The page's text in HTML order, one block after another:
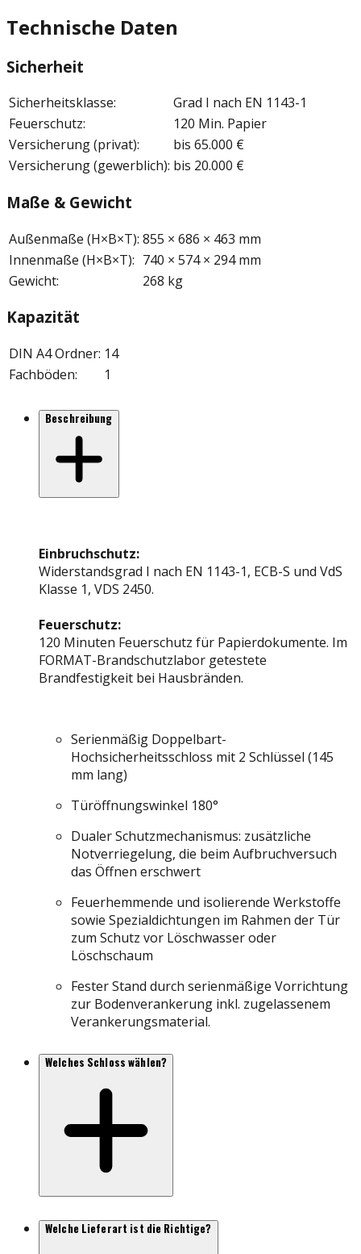
Technische Daten
Sicherheit
Sicherheitsklasse:
Grad I nach EN 1143-1
Feuerschutz:
120 Min. Papier
Versicherung (privat):
bis 65.000 €
Versicherung (gewerblich): bis 20.000 €
Maße & Gewicht
Außenmaße (H×B×T): 855 × 686 × 463 mm
Innenmaße (H×B×T): 740 × 574 × 294 mm
Gewicht: 268 kg
Kapazität
DIN A4 Ordner: 14
Fachböden: 1
Beschreibung
Einbruchschutz:
Widerstandsgrad I nach EN 1143-1, ECB-S und VdS
Klasse 1, VDS 2450.
Feuerschutz:
120 Minuten Feuerschutz für Papierdokumente. Im
FORMAT-Brandschutzlabor getestete
Brandfestigkeit bei Hausbränden.
Serienmäßig Doppelbart-
Hochsicherheitsschloss mit 2 Schlüssel (145
mm lang)
Türöffnungswinkel 180°
Dualer Schutzmechanismus: zusätzliche
Notverriegelung, die beim Aufbruchversuch
das Öffnen erschwert
Feuerhemmende und isolierende Werkstoffe
sowie Spezialdichtungen im Rahmen der Tür
zum Schutz vor Löschwasser oder
Löschschaum
Fester Stand durch serienmäßige Vorrichtung
zur Bodenverankerung inkl. zugelassenem
Verankerungsmaterial.
Welches Schloss wählen?
Welche Lieferart ist die Richtige?